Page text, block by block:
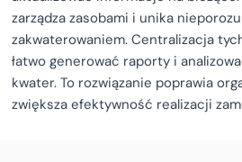
zarządza zasobami i unika
zakwaterowaniem. Centralizacja
łatwo generować raporty i
kwater. To rozwiązanie poprawia
zwiększa efektywność realizacji